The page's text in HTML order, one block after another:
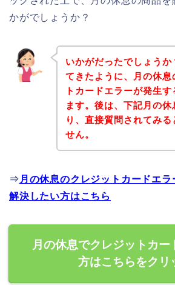
かがでしょうか？
いかがだったでしょうか
てきたように、月の休息
トカードエラーが発生
ます。後は、下記月の
り、直接質問されてみる
せん。
⇒ 月の休息のクレジットカードエ
解決したい方はこちら
月の休息でクレジットカー
方はこちらをクリ